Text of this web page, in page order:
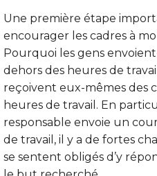
Une première étape
encourager les cadres à
Pourquoi les gens
dehors des heures de
reçoivent eux-mêmes des
heures de travail. En
responsable envoie un
de travail, il y a de fortes
se sentent obligés d’y